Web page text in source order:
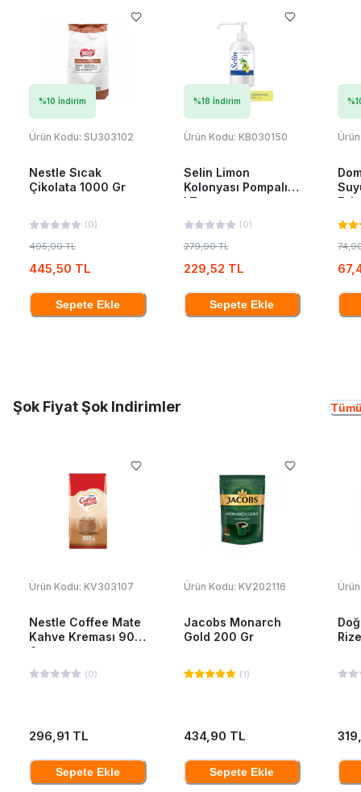
%10 İndirim
Ürün Kodu: SU303102
Nestle Sıcak
Çikolata 1000 Gr
(0)
495,00 TL
445,50 TL
Sepete Ekle
%18 İndirim
Ürün Kodu: KB030150
Selin Limon
Kolonyası Pompalı 1
LT
(0)
279,90 TL
229,52 TL
Sepete Ekle
%
Şok Fiyat Şok Indirimler
Ürün Kodu: KV303107
Nestle Coffee Mate
Kahve Kreması 900
Gr
(0)
296,91 TL
Sepete Ekle
Ürün Kodu: KV202116
Jacobs Monarch
Gold 200 Gr
(1)
434,90 TL
Sepete Ekle